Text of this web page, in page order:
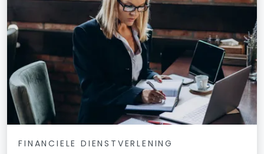
FINANCIELE DIENSTVERLENING